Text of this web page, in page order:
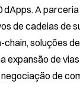
dApps. A
de cadeias de
chain, soluções
expansão de
de